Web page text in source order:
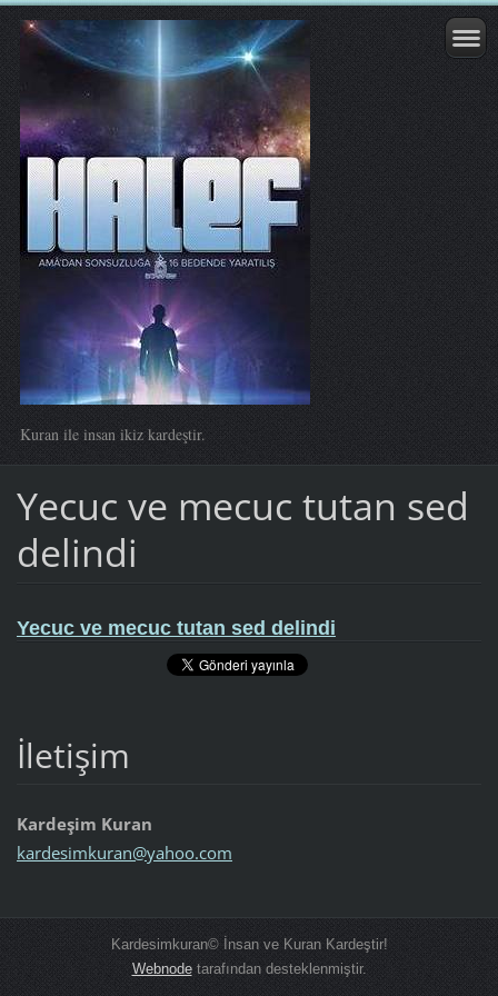
Kuran ile insan ikiz kardeştir.
Yecuc ve mecuc tutan sed
delindi
Yecuc ve mecuc tutan sed delindi
İletişim
Kardeşim Kuran
kardesimkuran@yahoo.com
Kardesimkuran© İnsan ve Kuran Kardeştir!
Webnodetarafından desteklenmiştir.